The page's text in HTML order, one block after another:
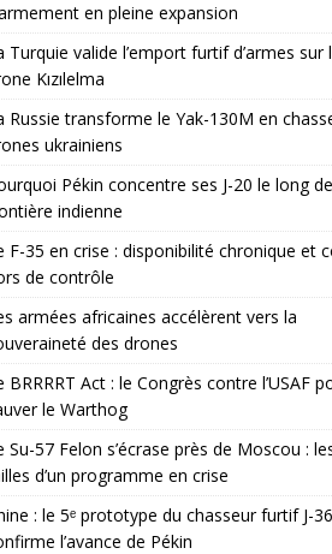
en pleine expansion
Turquie valide l’emport furtif d’armes sur
Kızılelma
Russie transforme le Yak-130M en
ukrainiens
Pékin concentre ses J-20 le long
indienne
F-35 en crise : disponibilité chronique et
de contrôle
armées africaines accélèrent vers la
des drones
BRRRRT Act : le Congrès contre l’USAF
le Warthog
Su-57 Felon s’écrase près de Moscou :
d’un programme en crise
: le 5ᵉ prototype du chasseur furtif J-36
l’avance de Pékin